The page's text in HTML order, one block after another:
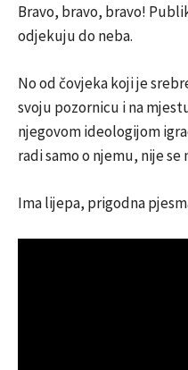
Bravo, bravo, bravo!
odjekuju do neba.
No od čovjeka koji je
svoju pozornicu i na
njegovom ideologijom
radi samo o njemu, nije se
Ima lijepa, prigodna